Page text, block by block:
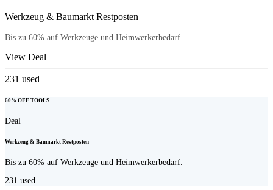
Werkzeug & Baumarkt Restposten
Bis zu 60% auf Werkzeuge und Heimwerkerbedarf.
View Deal
231 used
60% OFF TOOLS
Deal
Werkzeug & Baumarkt Restposten
Bis zu 60% auf Werkzeuge und Heimwerkerbedarf.
231 used